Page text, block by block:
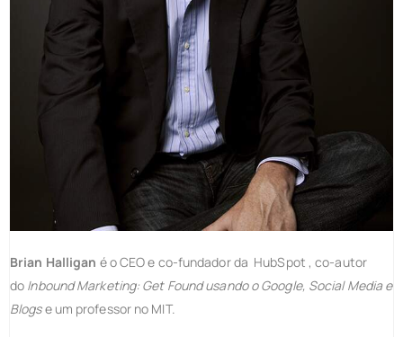
Brian Halligan é o CEO e co-fundador da HubSpot , co-autor
do Inbound Marketing: Get Found usando o Google, Social Media e
Blogse um professor no MIT.